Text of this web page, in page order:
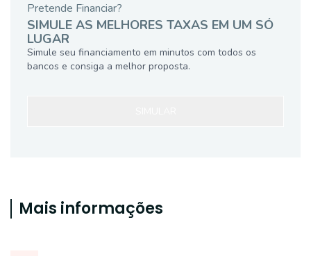
Pretende Financiar?
SIMULE AS MELHORES TAXAS EM UM SÓ
LUGAR
Simule seu financiamento em minutos com todos os
bancos e consiga a melhor proposta.
Mais informações